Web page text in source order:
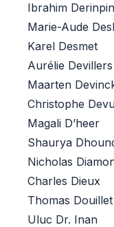
Ibrahim
Marie-Aude
Karel Desmet
Aurélie Devillers
Maarten
Christophe
Magali D’heer
Shaurya
Nicholas
Charles Dieux
Thomas Douillet
Uluc Dr. Inan